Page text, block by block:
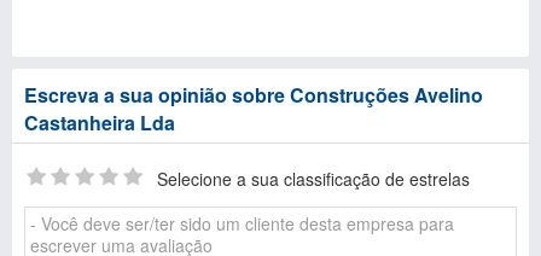
Escreva a sua opinião sobre Construções Avelino
Castanheira Lda
Selecione a sua classificação de estrelas